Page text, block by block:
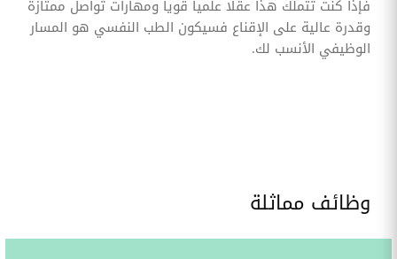
فإذا كنت تتملك هذا عقلا علميا قويا ومهارات تواصل ممتازة
وقدرة عالية على الإقناع فسيكون الطب النفسي هو المسار
الوظيفي الأنسب لك.
وظائف مماثلة